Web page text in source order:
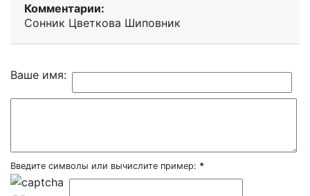
Комментарии:
Сонник Цветкова Шиповник
Ваше имя:
Введите символы или вычислите пример: *